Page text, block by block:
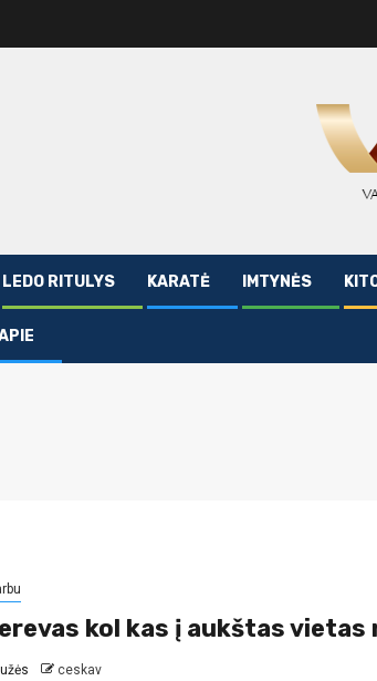
LEDO RITULYS KARATĖ IMTYNĖS
kol kas į aukštas vietas
ceskav